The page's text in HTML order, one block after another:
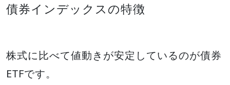
債券インデックスの特徴
株式に比べて値動きが安定しているのが債券
ETFです。